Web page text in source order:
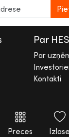
Preces Izlase
Par
Par
Kontakti
2026 © Hestio AS
Informācijas
atļaujas